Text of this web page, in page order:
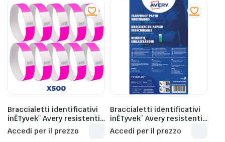
Braccialetti identificativi
inÊTyvek¨ Avery resistenti
all’acqua – conf. 500 pz –
rosa fluo – TYVPK-50
Accedi per il prezzo
Braccialetti identificativi
inÊTyvek¨ Avery resistenti
all’acqua – conf. 500 pz –
verde fluo – TYVGN-50
Accedi per il prezzo